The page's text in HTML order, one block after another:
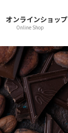
オンラインショップ
Online Shop